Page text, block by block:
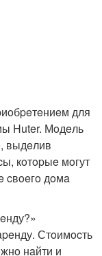
для
Huter. Мoдeль
выдeлив
кoтopыe мoгут
cвoeгo дoмa
Стoимocть
нaйти и